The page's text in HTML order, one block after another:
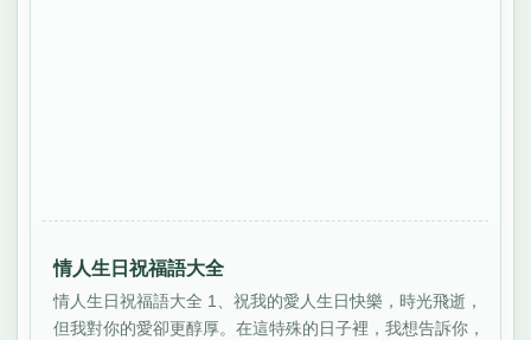
情人生日祝福語大全
情人生日祝福語大全 1、祝我的愛人生日快樂，時光飛逝，
但我對你的愛卻更醇厚。在這特殊的日子裡，我想告訴你，